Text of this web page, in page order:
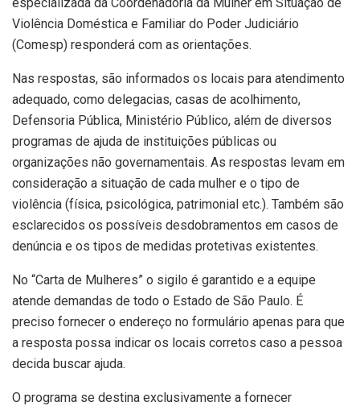
Violência Doméstica e Familiar do Poder Judiciário
(Comesp) responderá com as orientações.
Nas respostas, são informados os locais para atendimento
adequado, como delegacias, casas de acolhimento,
Defensoria Pública, Ministério Público, além de diversos
programas de ajuda de instituições públicas ou
organizações não governamentais. As respostas levam em
consideração a situação de cada mulher e o tipo de
violência (física, psicológica, patrimonial etc.). Também são
esclarecidos os possíveis desdobramentos em casos de
denúncia e os tipos de medidas protetivas existentes.
No “Carta de Mulheres” o sigilo é garantido e a equipe
atende demandas de todo o Estado de São Paulo. É
preciso fornecer o endereço no formulário apenas para que
a resposta possa indicar os locais corretos caso a pessoa
decida buscar ajuda.
O programa se destina exclusivamente a fornecer